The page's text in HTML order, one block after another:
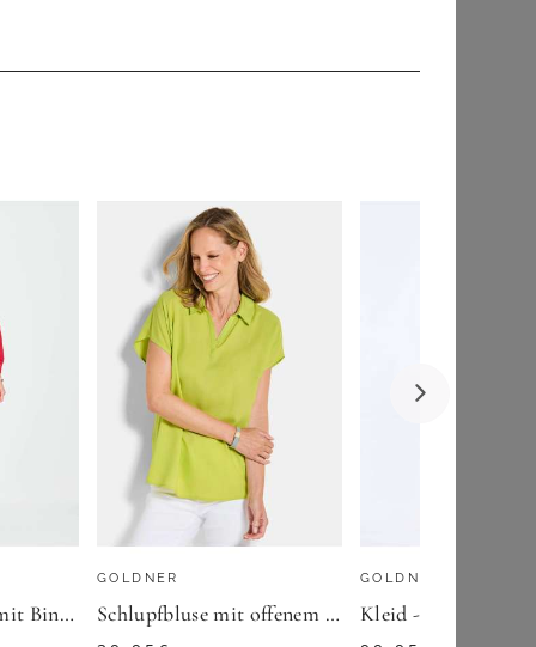
YOURS CLOTHING
Hemdblusenkleid mit Bindegürtel - rot - Gr. 21 von Goldner Fashion
GOLDNER
Schlupfbluse mit offenem Hemdkragen - hellgrün - Gr. 19 von Goldner Fashion
GOLDNER